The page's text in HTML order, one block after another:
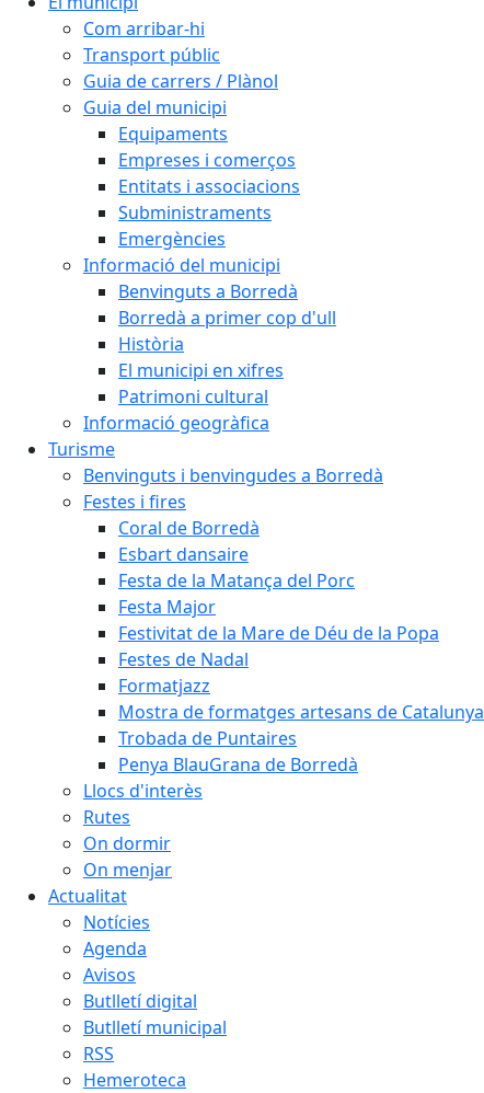
Com arribar-hi
Transport públic
Guia de carrers / Plànol
Guia del municipi
Equipaments
Empreses i comerços
Entitats i associacions
Subministraments
Emergències
Informació del municipi
Benvinguts a Borredà
Borredà a primer cop d'ull
Història
El municipi en xifres
Patrimoni cultural
Informació geogràfica
Turisme
Benvinguts i benvingudes a Borredà
Festes i fires
Coral de Borredà
Esbart dansaire
Festa de la Matança del Porc
Festa Major
Festivitat de la Mare de Déu de la Popa
Festes de Nadal
Formatjazz
Mostra de formatges artesans de Catalunya
Trobada de Puntaires
Penya BlauGrana de Borredà
Llocs d'interès
Rutes
On dormir
On menjar
Actualitat
Notícies
Agenda
Avisos
Butlletí digital
Butlletí municipal
RSS
Hemeroteca